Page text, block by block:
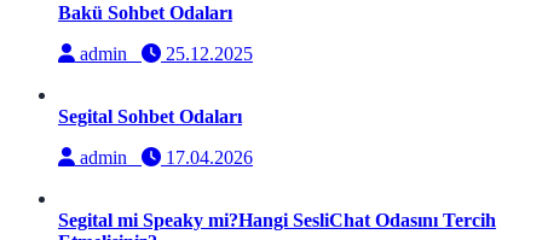
Bakü Sohbet Odaları
admin
25.12.2025
Segital Sohbet Odaları
admin
17.04.2026
Segital mi Speaky mi?Hangi SesliChat Odasını Tercih